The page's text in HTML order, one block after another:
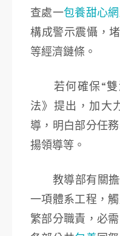
查處一包養甜心網
構成警示震懾，
等經濟鏈條。
若何確保“雙
法》提出，加大
導，明白部分任
揚領導等。
教導部有關擔
一項體系工程，
繁部分職責，必